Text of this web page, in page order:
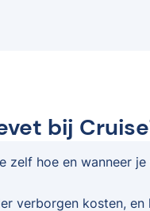
bij
zelf hoe en wanneer
verborgen kosten, en